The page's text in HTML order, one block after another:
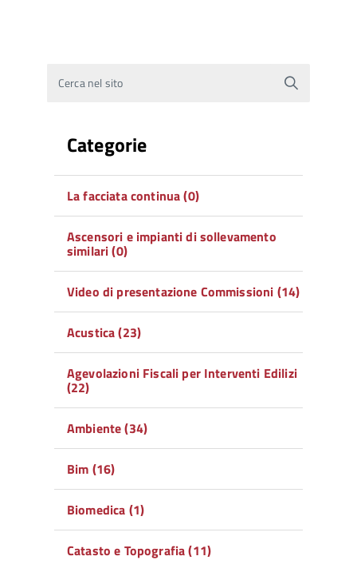
Cerca nel sito
Categorie
La facciata continua (0)
Ascensori e impianti di sollevamento
similari (0)
Video di presentazione Commissioni (14)
Acustica (23)
Agevolazioni Fiscali per Interventi Edilizi
(22)
Ambiente (34)
Bim (16)
Biomedica (1)
Catasto e Topografia (11)